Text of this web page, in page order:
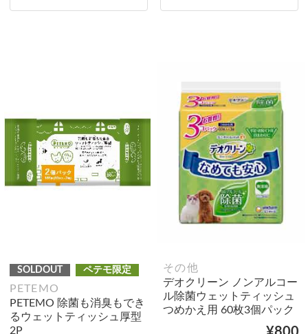
SOLDOUT ペテモ限定
PETEMO
PETEMO 除菌も消臭もでき
るウェットティッシュ厚型
2P
その他
デオクリーン ノンアルコー
ル除菌ウェットティッシュ
つめかえ用 60枚3個パック